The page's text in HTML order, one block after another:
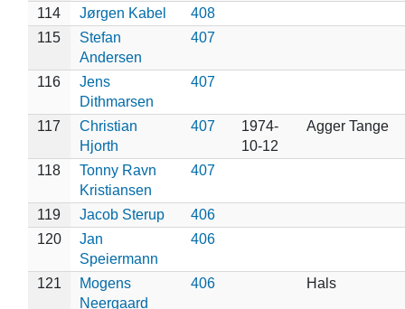
114
Jørgen Kabel
408
115
Stefan
Andersen
407
116
Jens
Dithmarsen
407
117
Christian
Hjorth
407
1974-
10-12
Agger Tange
118
Tonny Ravn
Kristiansen
407
119 Jacob Sterup
406
120
Jan
Speiermann
406
121
Mogens
Neergaard
406 Hals